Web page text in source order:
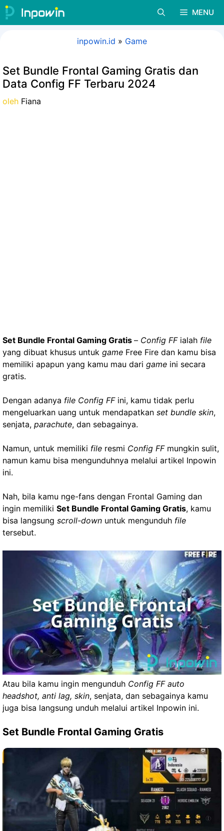
Langsung
ke
MENU
inpowin.id » Game
Set Bundle Frontal Gaming Gratis dan
Data Config FF Terbaru 2024
oleh Fiana
Set Bundle Frontal Gaming Gratis – Config FFialah file
yang dibuat khusus untuk game Free Fire dan kamu bisa
memiliki apapun yang kamu mau dari game ini secara
gratis.
Dengan adanya file Config FFini, kamu tidak perlu
mengeluarkan uang untuk mendapatkan set bundle skin,
senjata, parachute, dan sebagainya.
Namun, untuk memiliki file resmi Config FFmungkin sulit,
namun kamu bisa mengunduhnya melalui artikel Inpowin
ini.
Nah, bila kamu nge-fans dengan Frontal Gaming dan
ingin memiliki Set Bundle Frontal Gaming Gratis, kamu
bisa langsung scroll-down untuk mengunduh file
tersebut.
Atau bila kamu ingin mengunduh Config FF auto
headshot, anti lag, skin, senjata, dan sebagainya kamu
juga bisa langsung unduh melalui artikel Inpowin ini.
Set Bundle Frontal Gaming Gratis